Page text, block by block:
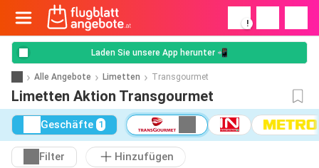
!
Laden Sie unsere App herunter 📲
Alle Angebote Limetten Transgourmet
Limetten Aktion Transgourmet
Geschäfte 1
Filter Hinzufügen